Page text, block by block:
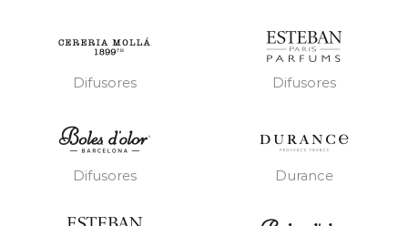
Difusores Difusores
Difusores Durance